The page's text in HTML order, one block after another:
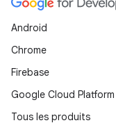
Android
Chrome
Firebase
Google Cloud Platform
Tous les produits